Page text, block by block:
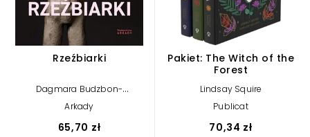
Rzeźbiarki
Dagmara Budzbon-
Szymańska
Arkady
65,70 zł
Pakiet: The Witch of the
Forest
Lindsay Squire
Publicat
70,34 zł